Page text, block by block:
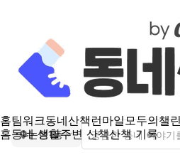
홈팀워크동네산책런마일모두의챌
홈동네 생활주변 산책산책 기록
논현1동